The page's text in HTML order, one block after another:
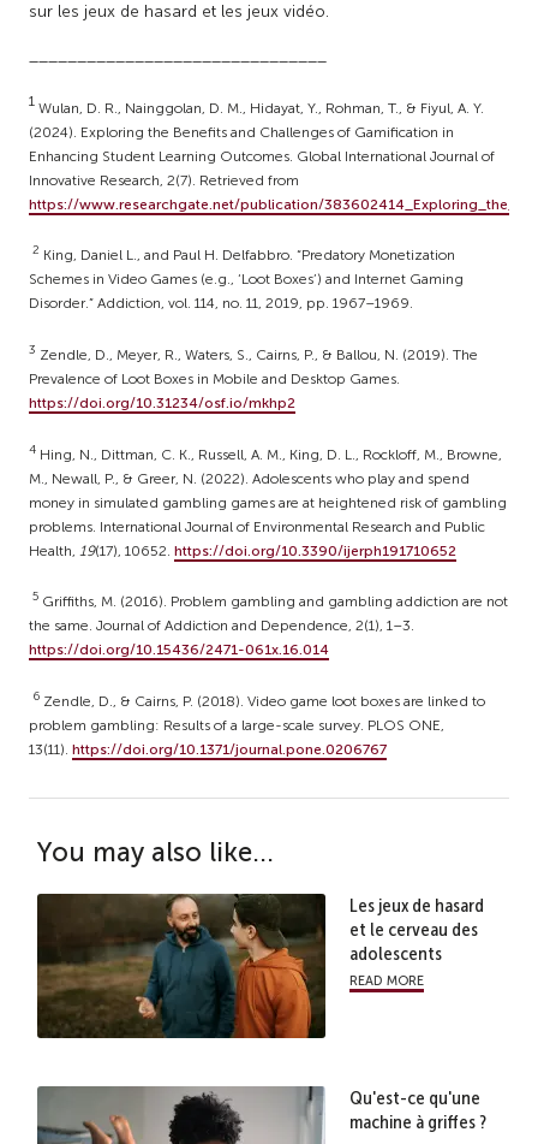
sur les jeux de hasard et les jeux vidéo.
1 Wulan, D. R., Nainggolan, D. M., Hidayat, Y., Rohman, T., & Fiyul, A. Y.
(2024). Exploring the Benefits and Challenges of Gamification in
Enhancing Student Learning Outcomes. Global International Journal of
Innovative Research, 2(7). Retrieved from
https://www.researchgate.net/publication/
2 King, Daniel L., and Paul H. Delfabbro. “Predatory Monetization
Schemes in Video Games (e.g., ‘Loot Boxes’) and Internet Gaming
Disorder.” Addiction, vol. 114, no. 11, 2019, pp. 1967–1969.
3 Zendle, D., Meyer, R., Waters, S., Cairns, P., & Ballou, N. (2019). The
Prevalence of Loot Boxes in Mobile and Desktop Games.
https://doi.org/10.31234/osf.io/mkhp2
4 Hing, N., Dittman, C. K., Russell, A. M., King, D. L., Rockloff, M., Browne,
M., Newall, P., & Greer, N. (2022). Adolescents who play and spend
money in simulated gambling games are at heightened risk of gambling
problems. International Journal of Environmental Research and Public
Health,
19(17), 10652. https://doi.org/10.3390/ijerph191710652
5 Griffiths, M. (2016). Problem gambling and gambling addiction are not
the same. Journal of Addiction and Dependence, 2(1), 1–3.
https://doi.org/10.15436/2471-061x.16.014
6 Zendle, D., & Cairns, P. (2018). Video game loot boxes are linked to
problem gambling: Results of a large-scale survey. PLOS ONE,
13(11). https://doi.org/10.1371/journal.pone.0206767
You may also like...
Les jeux de hasard
et le cerveau des
adolescents
read more
Qu'est-ce qu'une
machine à griffes ?